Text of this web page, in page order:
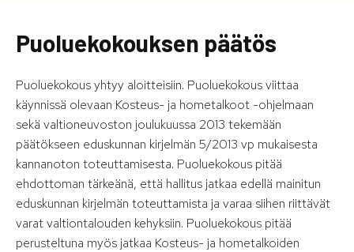
Puoluekokouksen päätös
Puoluekokous yhtyy aloitteisiin. Puoluekokous viittaa
käynnissä olevaan Kosteus- ja hometalkoot -ohjelmaan
sekä valtioneuvoston joulukuussa 2013 tekemään
päätökseen eduskunnan kirjelmän 5/2013 vp mukaisesta
kannanoton toteuttamisesta. Puoluekokous pitää
ehdottoman tärkeänä, että hallitus jatkaa edellä mainitun
eduskunnan kirjelmän toteuttamista ja varaa siihen riittävät
varat valtiontalouden kehyksiin. Puoluekokous pitää
perusteltuna myös jatkaa Kosteus- ja hometalkoiden